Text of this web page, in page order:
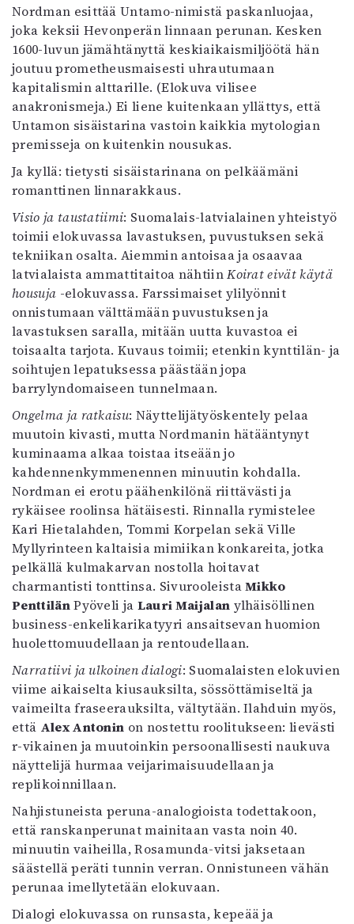
Nordman esittää Untamo-nimistä paskanluojaa,
joka keksii Hevonperän linnaan perunan. Kesken
1600-luvun jämähtänyttä keskiaikaismiljöötä hän
joutuu prometheusmaisesti uhrautumaan
kapitalismin alttarille. (Elokuva vilisee
anakronismeja.) Ei liene kuitenkaan yllättys, että
Untamon sisäistarina vastoin kaikkia mytologian
premisseja on kuitenkin nousukas.
Ja kyllä: tietysti sisäistarinana on pelkäämäni
romanttinen linnarakkaus.
Visio ja taustatiimi: Suomalais-latvialainen yhteistyö
toimii elokuvassa lavastuksen, puvustuksen sekä
tekniikan osalta. Aiemmin antoisaa ja osaavaa
latvialaista ammattitaitoa nähtiinKoirat eivät käytä
housuja -elokuvassa. Farssimaiset ylilyönnit
onnistumaan välttämään puvustuksen ja
lavastuksen saralla, mitään uutta kuvastoa ei
toisaalta tarjota. Kuvaus toimii; etenkin kynttilän- ja
soihtujen lepatuksessa päästään jopa
barrylyndomaiseen tunnelmaan.
Ongelma ja ratkaisu: Näyttelijätyöskentely pelaa
muutoin kivasti, mutta Nordmanin hätääntynyt
kuminaama alkaa toistaa itseään jo
kahdennenkymmenennen minuutin kohdalla.
Nordman ei erotu päähenkilönä riittävästi ja
rykäisee roolinsa hätäisesti. Rinnalla rymistelee
Kari Hietalahden, Tommi Korpelan sekä Ville
Myllyrinteen kaltaisia mimiikan konkareita, jotka
pelkällä kulmakarvan nostolla hoitavat
charmantisti tonttinsa. SivurooleistaMikko
PenttilänPyöveli ja Lauri Maijalan ylhäisöllinen
business-enkelikarikatyyri ansaitsevan huomion
huolettomuudellaan ja rentoudellaan.
Narratiivi ja ulkoinen dialogi: Suomalaisten elokuvien
viime aikaiselta kiusauksilta, sössöttämiseltä ja
vaimeilta fraseerauksilta, vältytään. Ilahduin myös,
että Alex Antonin on nostettu roolitukseen: lievästi
r-vikainen ja muutoinkin persoonallisesti naukuva
näyttelijä hurmaa veijarimaisuudellaan ja
replikoinnillaan.
Nahjistuneista peruna-analogioista todettakoon,
että ranskanperunat mainitaan vasta noin 40.
minuutin vaiheilla, Rosamunda-vitsi jaksetaan
säästellä peräti tunnin verran. Onnistuneen vähän
perunaa imellytetään elokuvaan.
Dialogi elokuvassa on runsasta, kepeää ja